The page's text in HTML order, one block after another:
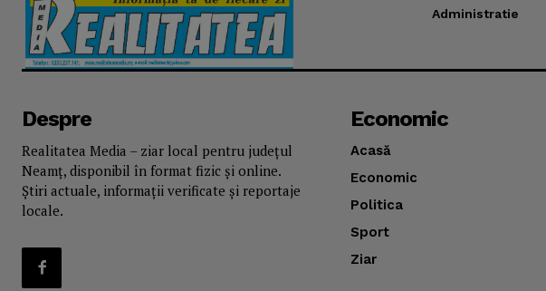
Administratie
Despre
Realitatea Media – ziar local pentru județul
Neamț, disponibil în format fizic și online.
Știri actuale, informații verificate și reportaje
locale.
Economic
Acasă
Economic
Politica
Sport
Ziar